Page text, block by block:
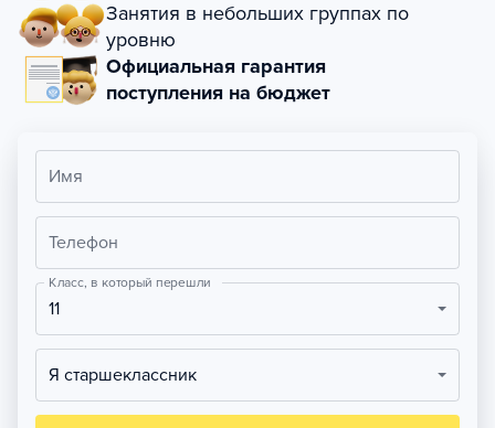
Занятия в небольших группах по
уровню
Официальная гарантия
поступления на бюджет
Имя
Телефон
Класс, в который перешли
11
Я старшеклассник